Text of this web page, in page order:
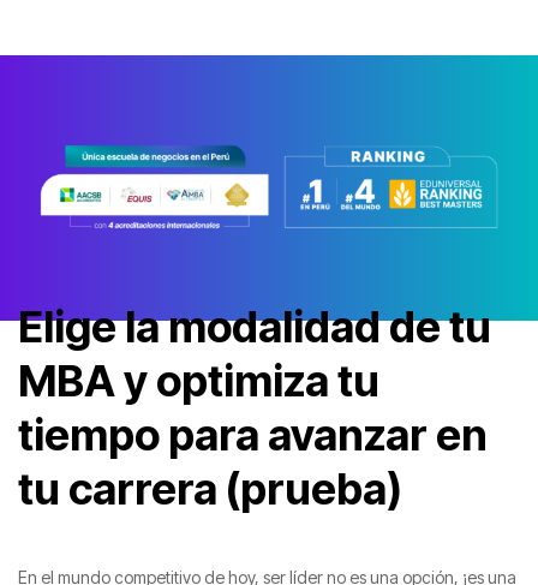
Elige la modalidad de tu
MBA y optimiza tu
tiempo para avanzar en
tu carrera (prueba)
En el mundo competitivo de hoy, ser líder no es una opción, ¡es una